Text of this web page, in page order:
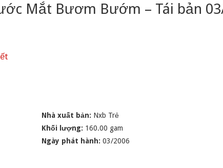
Mắt Bươm Bướm – Tái bản
Nhà xuất bản: Nxb Trẻ
Khối lượng: 160.00 gam
Ngày phát hành: 03/2006